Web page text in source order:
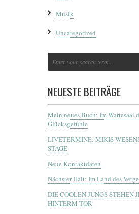
Musik
Uncategorized
NEUESTE BEITRÄGE
Mein neues Buch: Im Wartesaal
Glücksgefühle
LIVETERMINE: MIKIS
STAGE
Neue Kontaktdaten
Nächster Halt: Im Land des
DIE COOLEN JUNGS STEHEN
HINTERM TOR